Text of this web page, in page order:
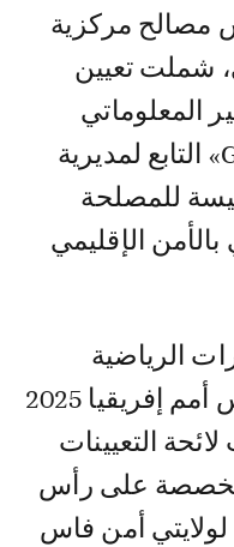
مصالح مركزية
شملت تعيين
المعلوماتي
لدوائر الشرطة «GESTARR» التابع لمديرية
للمصلحة
بالأمن الإقليمي
الرياضية
الكبرى، وفي مقدمتها كأس أمم إفريقيا 2025
حملت لائحة التعيينات
على رأس
لولايتي أمن فاس